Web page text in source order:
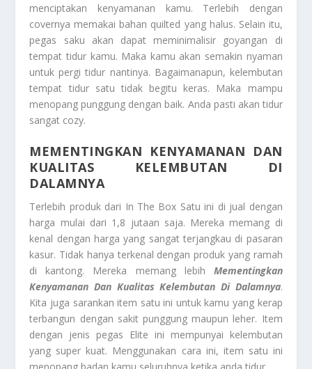
menciptakan kenyamanan kamu. Terlebih dengan
covernya memakai bahan quilted yang halus. Selain itu,
pegas saku akan dapat meminimalisir goyangan di
tempat tidur kamu. Maka kamu akan semakin nyaman
untuk pergi tidur nantinya. Bagaimanapun, kelembutan
tempat tidur satu tidak begitu keras. Maka mampu
menopang punggung dengan baik. Anda pasti akan tidur
sangat cozy.
MEMENTINGKAN KENYAMANAN DAN
KUALITAS KELEMBUTAN DI
DALAMNYA
Terlebih produk dari In The Box Satu ini di jual dengan
harga mulai dari 1,8 jutaan saja. Mereka memang di
kenal dengan harga yang sangat terjangkau di pasaran
kasur. Tidak hanya terkenal dengan produk yang ramah
di kantong. Mereka memang lebih Mementingkan
Kenyamanan Dan Kualitas Kelembutan Di Dalamnya.
Kita juga sarankan item satu ini untuk kamu yang kerap
terbangun dengan sakit punggung maupun leher. Item
dengan jenis pegas Elite ini mempunyai kelembutan
yang super kuat. Menggunakan cara ini, item satu ini